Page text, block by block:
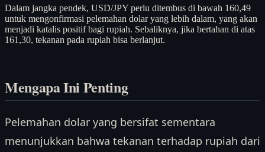
Dalam jangka pendek, USD/JPY perlu ditembus di bawah 160,49
untuk mengonfirmasi pelemahan dolar yang lebih dalam, yang akan
menjadi katalis positif bagi rupiah. Sebaliknya, jika bertahan di atas
161,30, tekanan pada rupiah bisa berlanjut.
Mengapa Ini Penting
Pelemahan dolar yang bersifat sementara
menunjukkan bahwa tekanan terhadap rupiah dari